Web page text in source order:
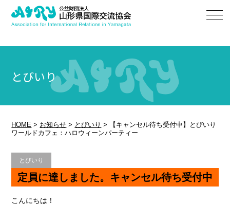
とびいり
HOME > お知らせ > とびいり >
【キャンセル待ち受付中】とびいり
ワールドカフェ：ハロウィーンパーティー
とびいり
定員に達しました。キャンセル待ち受付中
こんにちは！